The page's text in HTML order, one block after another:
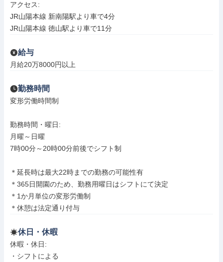
アクセス:
JR山陽本線 新南陽駅より車で4分
JR山陽本線 徳山駅より車で11分
給与
月給20万8000円以上
勤務時間
変形労働時間制
勤務時間・曜日:
月曜～日曜
7時00分～20時00分前後でシフト制
＊延長時は最大22時までの勤務の可能性有
＊365日開園のため、勤務用曜日はシフトにて決定
＊1か月単位の変形労働制
＊休憩は法定通り付与
休日・休暇
休暇・休日:
・シフトによる